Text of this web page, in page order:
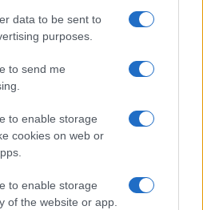
data to be sent to
purposes.
to send me
to enable storage
cookies on web or
to enable storage
of the website or app.
e usi in cucina